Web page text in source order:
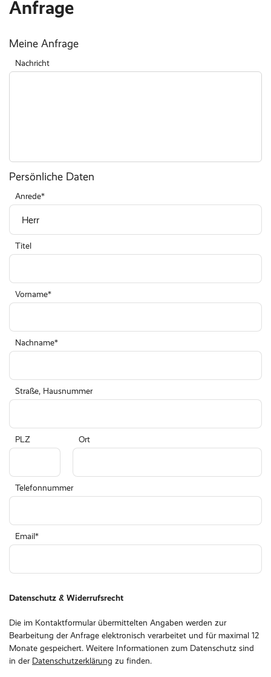
Anfrage
Meine Anfrage
Nachricht
Persönliche Daten
Anrede
Titel
Vorname
Nachname
Straße, Hausnummer
PLZ Ort
Telefonnummer
Email
Datenschutz & Widerrufsrecht
Die im Kontaktformular übermittelten Angaben werden zur
Bearbeitung der Anfrage elektronisch verarbeitet und für maximal 12
Monate gespeichert. Weitere Informationen zum Datenschutz sind
in der Datenschutzerklärung zu finden.